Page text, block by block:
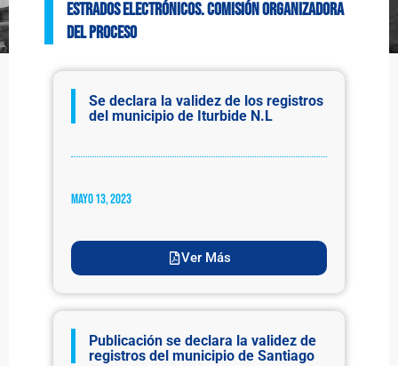
ESTRADOS ELECTRÓNICOS. Comisión Organizadora
del Proceso
Se declara la validez de los registros
del municipio de Iturbide N.L
mayo 13, 2023
Ver Más
Publicación se declara la validez de
registros del municipio de Santiago